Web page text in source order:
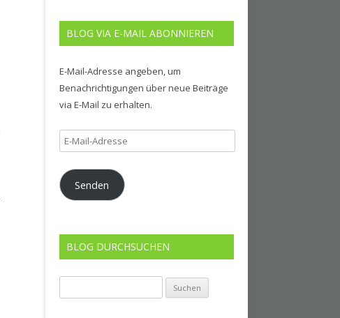
BLOG VIA E-MAIL ABONNIEREN
E-Mail-Adresse angeben, um
Benachrichtigungen über neue Beiträge
via E-Mail zu erhalten.
E-
Mail-
Adresse
Senden
BLOG DURCHSUCHEN
nach: